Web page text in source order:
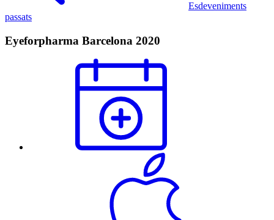
Esdeveniments
passats
Eyeforpharma Barcelona 2020